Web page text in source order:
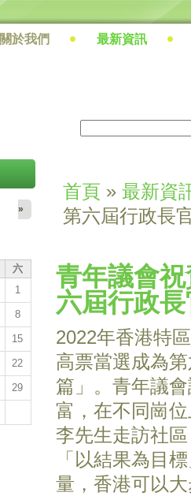
搜尋
關於我們 最新資訊
»
六
1
8
15
22
29
您在這裡
首頁 »最新資
第六屆行政長
青年議會
六屆行政
2022年香港特
高票當選成為
篇」。青年議
富，在不同崗
李先生走訪社
「以結果為目
量，香港可以